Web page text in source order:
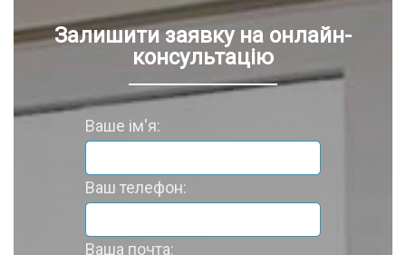
Залишити заявку на онлайн-
консультацію
Ваше ім'я:
Ваш телефон:
Ваша почта: